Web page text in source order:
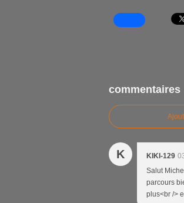
commentaires
K KIKI-129
Salut
parcours
plus<br />